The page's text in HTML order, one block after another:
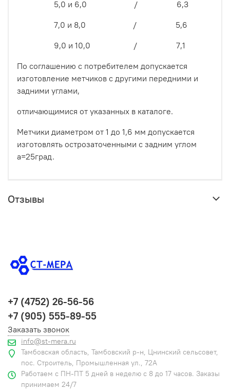
5,0 и 6,0 / 6,3
7,0 и 8,0 / 5,6
9,0 и 10,0 / 7,1
По соглашению с потребителем допускается
изготовление метчиков с другими передними и
задними углами,
отличающимися от указанных в каталоге.
Метчики диаметром от 1 до 1,6 мм допускается
изготовлять острозаточенными с задним углом
а=25град.
Отзывы
+7 (4752) 26-56-56
+7 (905) 555-89-55
Заказать звонок
info@st-mera.ru
Тамбовская область, Тамбовский р-н, Цнинский сельсовет,
пос. Строитель, Промышленная ул., 72А
Работаем с ПН-ПТ 5 дней в неделю с 8 до 17 часов. Заказы
принимаем 24/7